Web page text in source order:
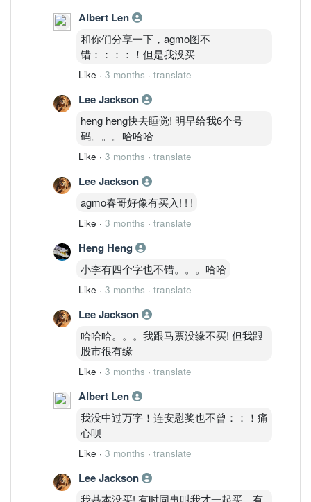
Albert Len
和你们分享一下，agmo图不
错：：：：！但是我没买
Like · 3 months · translate
Lee Jackson
heng heng快去睡觉! 明早给我6个号
码。。。哈哈哈
Like · 3 months · translate
Lee Jackson
agmo春哥好像有买入! ! !
Like · 3 months · translate
Heng Heng
小李有四个字也不错。。。哈哈
Like · 3 months · translate
Lee Jackson
哈哈哈。。。我跟马票没缘不买! 但我跟
股市很有缘
Like · 3 months · translate
Albert Len
我没中过万字！连安慰奖也不曾：：！痛
心呗
Like · 3 months · translate
Lee Jackson
我基本没买! 有时同事叫我才一起买，有